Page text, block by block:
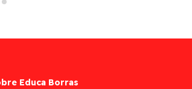
Educa Borras